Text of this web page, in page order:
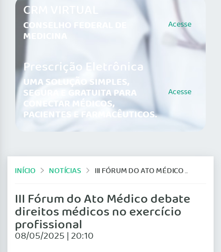
CRM VIRTUAL
CONSELHO FEDERAL DE
MEDICINA
Acesse
Prescrição Eletrônica
UMA SOLUÇÃO SIMPLES,
SEGURA E GRATUITA PARA
CONECTAR MÉDICOS,
PACIENTES E FARMACÊUTICOS.
Acesse
INÍCIO NOTÍCIAS III FÓRUM DO ATO MÉDICO DEBATE DIREITOS MÉDICOS NO EXERCÍCIO PROFISSIONAL
III Fórum do Ato Médico debate
direitos médicos no exercício
profissional
08/05/2025 | 20:10